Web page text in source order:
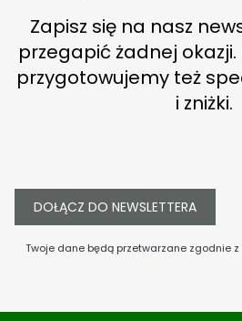
Zapisz się na nasz
przegapić żadnej
przygotowujemy też
i zniżki.
DOŁĄCZ DO NEWSLETTERA
Twoje dane będą przetwarzane zgodnie